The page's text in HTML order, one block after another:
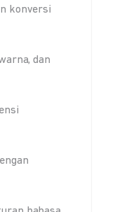
konversi
dan